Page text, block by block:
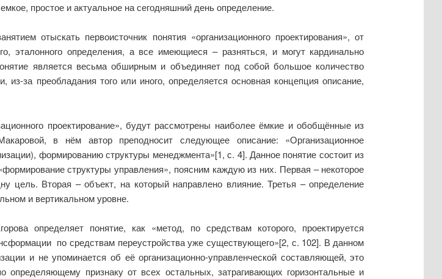
простое и актуальное на сегодняшний день определение.
отыскать первоисточник понятия «организационного проектирования», от
эталонного определения, а все имеющиеся – разняться, и могут кардинально
является весьма обширным и объединяет под собой большое количество
за преобладания того или иного, определяется основная концепция описание,
проектирование», будут рассмотрены наиболее ёмкие и обобщённые из
в нём автор преподносит следующее описание: «Организационное
формированию структуры менеджмента»[1, с. 4]. Данное понятие состоит из
структуры управления», поясним каждую из них. Первая – некоторое
цель. Вторая – объект, на который направлено влияние. Третья – определение
и вертикальном уровне.
определяет понятие, как «метод, по средствам которого, проектируется
по средствам переустройства уже существующего»[2, с. 102]. В данном
и не упоминается об её организационно-управленческой составляющей, это
определяющему признаку от всех остальных, затрагивающих горизонтальные и